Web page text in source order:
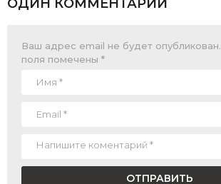
ОДИН КОММЕНТАРИЙ
Ваш адрес email не будет опубликован.
поля помечены *